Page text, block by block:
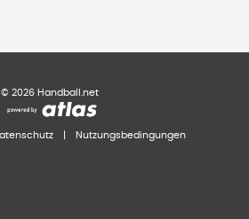
© 2026 Handball.net
Nutzungsbedingungen